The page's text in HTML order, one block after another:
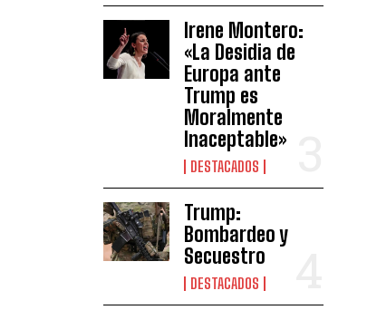
Irene Montero:
«La Desidia de
Europa ante
Trump es
Moralmente
Inaceptable»
DESTACADOS
Trump:
Bombardeo y
Secuestro
DESTACADOS